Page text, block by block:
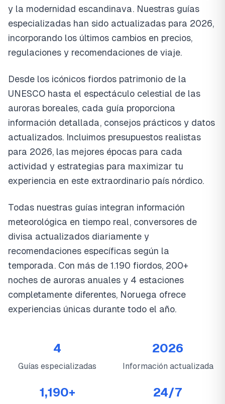
y la modernidad escandinava. Nuestras guías
especializadas han sido actualizadas para 2026,
incorporando los últimos cambios en precios,
regulaciones y recomendaciones de viaje.
Desde los icónicos fiordos patrimonio de la
UNESCO hasta el espectáculo celestial de las
auroras boreales, cada guía proporciona
información detallada, consejos prácticos y datos
actualizados. Incluimos presupuestos realistas
para 2026, las mejores épocas para cada
actividad y estrategias para maximizar tu
experiencia en este extraordinario país nórdico.
Todas nuestras guías integran información
meteorológica en tiempo real, conversores de
divisa actualizados diariamente y
recomendaciones específicas según la
temporada. Con más de 1.190 fiordos, 200+
noches de auroras anuales y 4 estaciones
completamente diferentes, Noruega ofrece
experiencias únicas durante todo el año.
4
Guías especializadas
2026
Información actualizada
1,190+ 24/7